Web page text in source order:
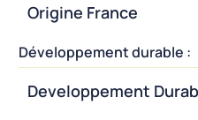
Origine France
Développement durable :
Developpement